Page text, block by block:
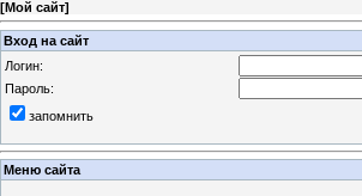
[Мой сайт]
Вход на сайт
Логин:
Пароль:
запомнить
Меню сайта